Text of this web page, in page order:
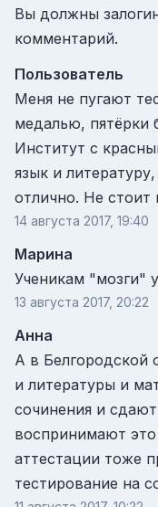
Вы должны
комментарий.
Пользователь
Меня не пугают
медалью, пятёрки
Институт с
язык и
отлично. Не стоит
14 августа 2017, 19:40
Марина
Ученикам "мозги"
13 августа 2017, 20:22
Анна
А в Белгородской
и литературы и
сочинения и
воспринимают
аттестации тоже
тестирование на